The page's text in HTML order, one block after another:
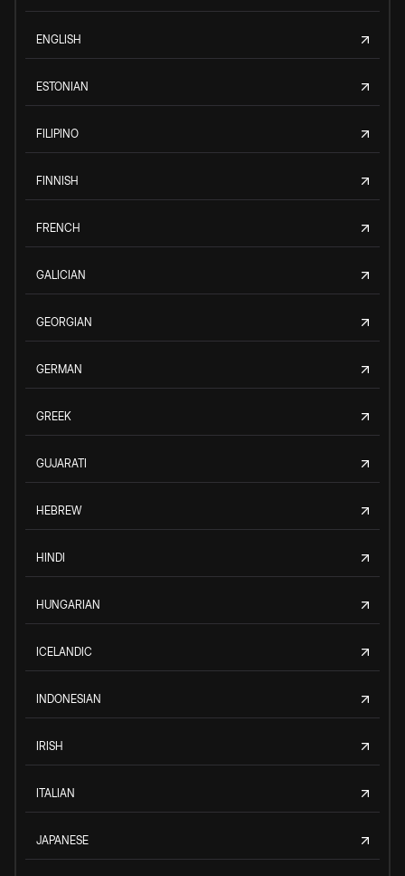
ENGLISH
ESTONIAN
FILIPINO
FINNISH
FRENCH
GALICIAN
GEORGIAN
GERMAN
GREEK
GUJARATI
HEBREW
HINDI
HUNGARIAN
ICELANDIC
INDONESIAN
IRISH
ITALIAN
JAPANESE